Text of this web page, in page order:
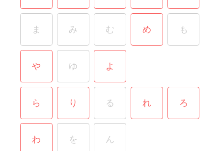
ま み む め も
や ゆ よ
ら り る れ ろ
わ を ん